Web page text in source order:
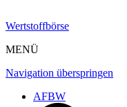
Wertstoffbörse
MENÜ
Navigation überspringen
AFBW